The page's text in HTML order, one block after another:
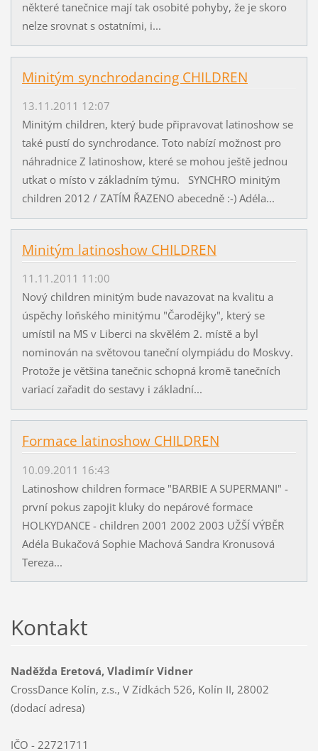
některé tanečnice mají tak osobité pohyby, že je skoro
nelze srovnat s ostatními, i...
Minitým synchrodancing CHILDREN
13.11.2011 12:07
Minitým children, který bude připravovat latinoshow se
také pustí do synchrodance. Toto nabízí možnost pro
náhradnice Z latinoshow, které se mohou ještě jednou
utkat o místo v základním týmu. SYNCHRO minitým
children 2012 / ZATÍM ŘAZENO abecedně :-) Adéla...
Minitým latinoshow CHILDREN
11.11.2011 11:00
Nový children minitým bude navazovat na kvalitu a
úspěchy loňského minitýmu "Čarodějky", který se
umístil na MS v Liberci na skvělém 2. místě a byl
nominován na světovou taneční olympiádu do Moskvy.
Protože je většina tanečnic schopná kromě tanečních
variací zařadit do sestavy i základní...
Formace latinoshow CHILDREN
10.09.2011 16:43
Latinoshow children formace "BARBIE A SUPERMANI" -
první pokus zapojit kluky do nepárové formace
HOLKYDANCE - children 2001 2002 2003 UŽŠÍ VÝBĚR
Adéla Bukačová Sophie Machová Sandra Kronusová
Tereza...
Kontakt
Naděžda Eretová, Vladimír Vidner
CrossDance Kolín, z.s., V Zídkách 526, Kolín II, 28002
(dodací adresa)
IČO - 22721711